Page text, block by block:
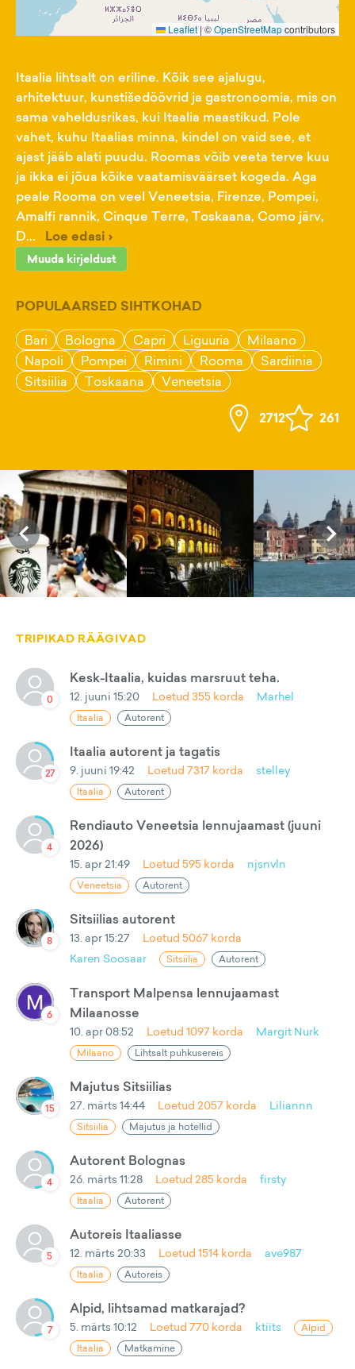
Leaflet |©OpenStreetMapcontributors
Itaalia lihtsalt on eriline. Kõik see ajalugu,
arhitektuur, kunstišedöövrid ja gastronoomia, mis on
sama vaheldusrikas, kui Itaalia maastikud. Pole
vahet, kuhu Itaalias minna, kindel on vaid see, et
ajast jääb alati puudu. Roomas võib veeta terve kuu
ja ikka ei jõua kõike vaatamisväärset kogeda. Aga
peale Rooma on veel Veneetsia, Firenze, Pompei,
Amalfi rannik, Cinque Terre, Toskaana, Como järv,
D...
Loe edasi ›
Muuda kirjeldust
POPULAARSED SIHTKOHAD
Bari Bologna Capri Liguuria
Milaano
Napoli
Pompei Rimini Rooma
Sardiinia
Sitsiilia
Toskaana Veneetsia
2712 261
TRIPIKAD RÄÄGIVAD
0
Kesk-Itaalia, kuidas marsruut teha.
12. juuni 15:20 Loetud 355 korda Marhel
Itaalia Autorent
27
Itaalia autorent ja tagatis
9. juuni 19:42 Loetud 7317 korda stelley
Itaalia Autorent
4
Rendiauto Veneetsia lennujaamast (juuni
2026)
15. apr 21:49 Loetud 595 korda njsnvln
Veneetsia Autorent
8
Sitsiilias autorent
13. apr 15:27 Loetud 5067 korda
Karen Soosaar
Sitsiilia Autorent
6
Transport Malpensa lennujaamast
Milaanosse
10. apr 08:52 Loetud 1097 korda Margit Nurk
Milaano Lihtsalt puhkusereis
15
Majutus Sitsiilias
27. märts 14:44 Loetud 2057 korda Liliannn
Sitsiilia Majutus ja hotellid
4
Autorent Bolognas
26. märts 11:28 Loetud 285 korda firsty
Itaalia Autorent
5
Autoreis Itaaliasse
12. märts 20:33 Loetud 1514 korda ave987
Itaalia Autoreis
7
Alpid, lihtsamad matkarajad?
5. märts 10:12 Loetud 770 korda ktiits
Alpid
Itaalia
Matkamine